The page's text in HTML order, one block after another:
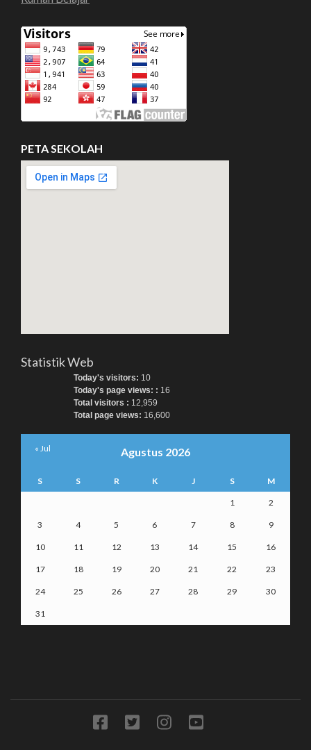
PETA SEKOLAH
Statistik Web
Today's visitors: 10
Today's page views: : 16
Total visitors : 12,959
Total page views: 16,600
Agustus 2026
S S R K J S M
1 2
3 4 5 6 7 8 9
10 11 12 13 14 15 16
17 18 19 20 21 22 23
24 25 26 27 28 29 30
31
« Jul